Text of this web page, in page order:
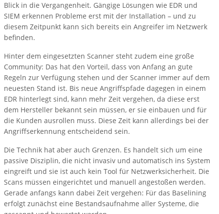
Blick in die Vergangenheit. Gängige Lösungen wie EDR und
SIEM erkennen Probleme erst mit der Installation – und zu
diesem Zeitpunkt kann sich bereits ein Angreifer im Netzwerk
befinden.
Hinter dem eingesetzten Scanner steht zudem eine große
Community: Das hat den Vorteil, dass von Anfang an gute
Regeln zur Verfügung stehen und der Scanner immer auf dem
neuesten Stand ist. Bis neue Angriffspfade dagegen in einem
EDR hinterlegt sind, kann mehr Zeit vergehen, da diese erst
dem Hersteller bekannt sein müssen, er sie einbauen und für
die Kunden ausrollen muss. Diese Zeit kann allerdings bei der
Angriffserkennung entscheidend sein.
Die Technik hat aber auch Grenzen. Es handelt sich um eine
passive Disziplin, die nicht invasiv und automatisch ins System
eingreift und sie ist auch kein Tool für Netzwerksicherheit. Die
Scans müssen eingerichtet und manuell angestoßen werden.
Gerade anfangs kann dabei Zeit vergehen: Für das Baselining
erfolgt zunächst eine Bestandsaufnahme aller Systeme, die